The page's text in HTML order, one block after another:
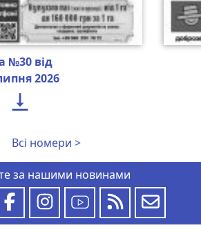
№30 від
2026

Всі номери >
за нашими новинами